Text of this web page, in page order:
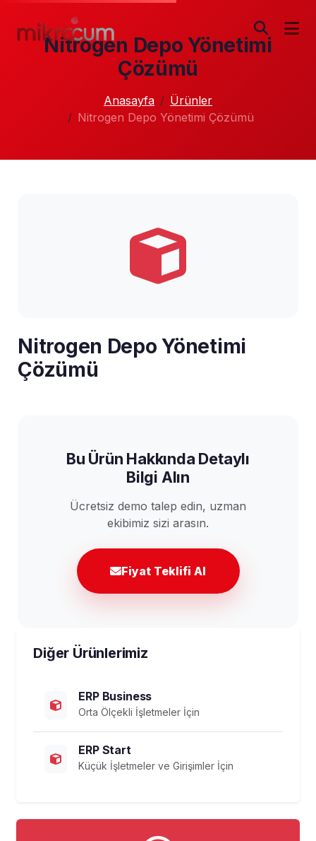
Nitrogen Depo Yönetimi
Çözümü
Anasayfa
Ürünler
Nitrogen Depo Yönetimi Çözümü
Nitrogen Depo Yönetimi
Çözümü
Bu Ürün Hakkında Detaylı
Bilgi Alın
Ücretsiz demo talep edin, uzman
ekibimiz sizi arasın.
Fiyat Teklifi Al
Diğer Ürünlerimiz
ERP Business
Orta Ölçekli İşletmeler İçin
ERP Start
Küçük İşletmeler ve Girişimler İçin